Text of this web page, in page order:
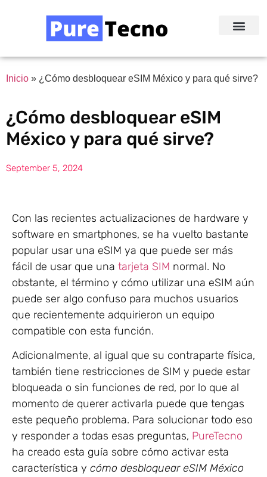
Inicio » ¿Cómo desbloquear eSIM México y para qué sirve?
¿Cómo desbloquear eSIM
México y para qué sirve?
September 5, 2024
Con las recientes actualizaciones de hardware y
software en smartphones, se ha vuelto bastante
popular usar una eSIM ya que puede ser más
fácil de usar que una tarjeta SIM normal. No
obstante, el término y cómo utilizar una eSIM aún
puede ser algo confuso para muchos usuarios
que recientemente adquirieron un equipo
compatible con esta función.
Adicionalmente, al igual que su contraparte física,
también tiene restricciones de SIM y puede estar
bloqueada o sin funciones de red, por lo que al
momento de querer activarla puede que tengas
este pequeño problema. Para solucionar todo eso
y responder a todas esas preguntas, PureTecno
ha creado esta guía sobre cómo activar esta
característica y cómo desbloquear eSIM México